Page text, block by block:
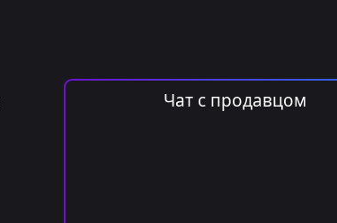
Чат с продавцом